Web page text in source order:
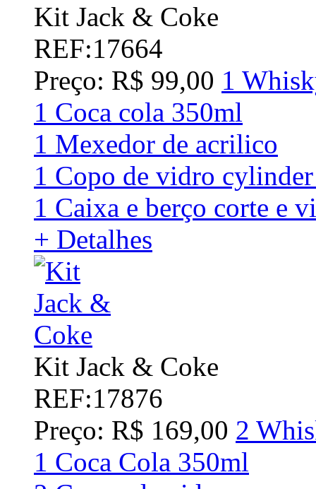
Kit Jack & Coke
REF:17664
Preço: R$ 99,00 1
1 Coca cola 350ml
1 Mexedor de acrilico
1 Copo de vidro
1 Caixa e berço corte e
+ Detalhes
Kit Jack & Coke
REF:17876
Preço: R$ 169,00 2
1 Coca Cola 350ml